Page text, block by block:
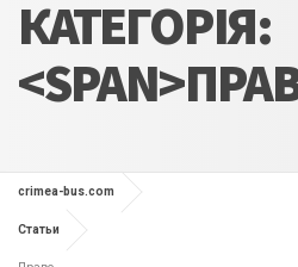
КАТЕГОРІЯ:
crimea-bus.com
Статьи